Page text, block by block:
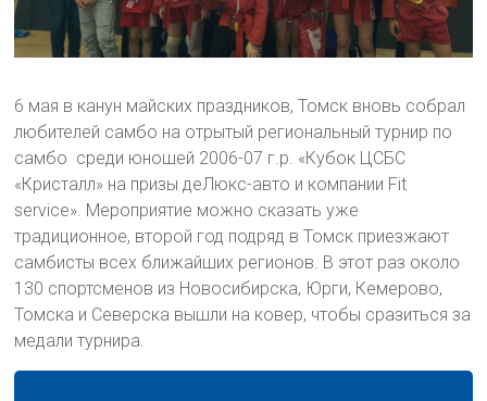
6 мая в канун майских праздников, Томск вновь собрал
любителей самбо на отрытый региональный турнир по
самбо среди юношей 2006-07 г.р. «Кубок ЦСБС
«Кристалл» на призы деЛюкс-авто и компании Fit
service». Мероприятие можно сказать уже
традиционное, второй год подряд в Томск приезжают
самбисты всех ближайших регионов. В этот раз около
130 спортсменов из Новосибирска, Юрги, Кемерово,
Томска и Северска вышли на ковер, чтобы сразиться за
медали турнира.